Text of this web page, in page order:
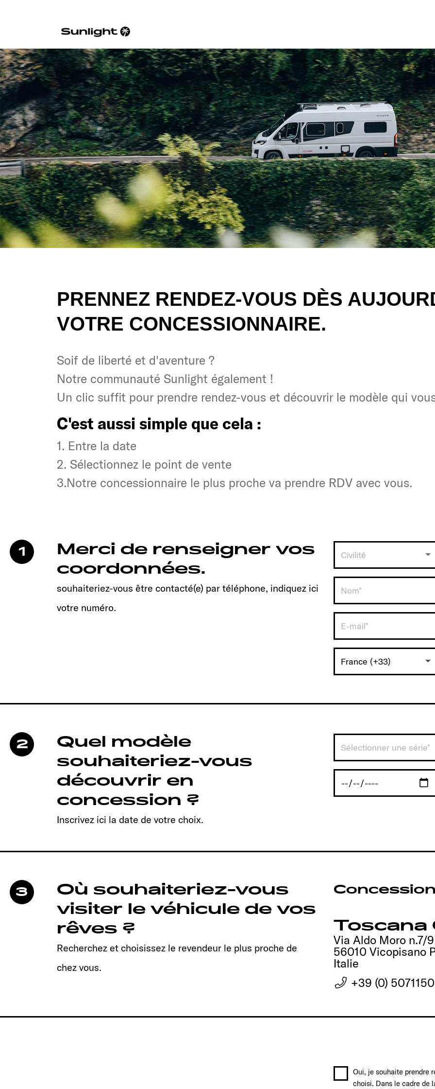
PRENNEZ RENDEZ-VOUS DÈS
VOTRE CONCESSIONNAIRE.
Soif de liberté et d'aventure ?
Notre communauté Sunlight également !
Un clic suffit pour prendre rendez-vous et découvrir le modèle qui
C'est aussi simple que cela :
1. Entre la date
2. Sélectionnez le point de vente
3.Notre concessionnaire le plus proche va prendre RDV avec vous.
Soif de liberté et d'aventure ?
Notre communauté Sunlight également !
Un clic suffit pour prendre rendez-vous et découvrir le modèle qui
C'est aussi simple que cela :
1. Entre la date
2. Sélectionnez le point de vente
3.Notre concessionnaire le plus proche va prendre RDV avec vous.
1
Merci de renseigner vos
coordonnées.
souhaiteriez-vous être contacté(e) par téléphone, indiquez ici
votre numéro.
Civilité
France (+33)
2
Quel modèle
souhaiteriez-vous
découvrir en
concession ?
Inscrivez ici la date de votre choix.
Sélectionner une série*
3
Où souhaiteriez-vous
visiter le véhicule de vos
rêves ?
Recherchez et choisissez le revendeur le plus proche de
chez vous.
Toscana
Via Aldo Moro n.7/9
56010 Vicopisano
Italie
+39 (0)
Oui, je souhaite prendre
choisi. Dans le cadre de